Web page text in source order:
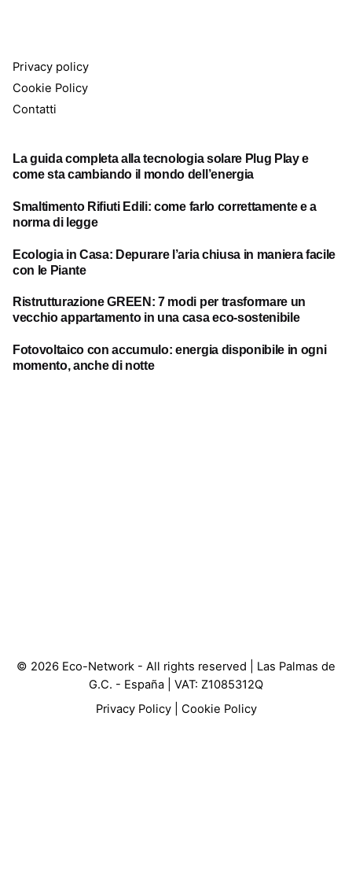
Privacy policy
Cookie Policy
Contatti
La guida completa alla tecnologia solare Plug Play e
come sta cambiando il mondo dell’energia
Smaltimento Rifiuti Edili: come farlo correttamente e a
norma di legge
Ecologia in Casa: Depurare l’aria chiusa in maniera facile
con le Piante
Ristrutturazione GREEN: 7 modi per trasformare un
vecchio appartamento in una casa eco-sostenibile
Fotovoltaico con accumulo: energia disponibile in ogni
momento, anche di notte
© 2026 Eco-Network - All rights reserved | Las Palmas de
G.C. - España | VAT: Z1085312Q
Privacy Policy| Cookie Policy